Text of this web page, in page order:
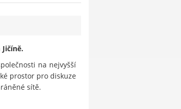
na nejvyšší
prostor pro diskuze
sítě.